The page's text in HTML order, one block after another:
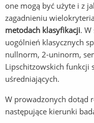
one mogą być użyte i z
zagadnieniu
metodach klasyfikacji. W
uogólnień klasycznych
nullnorm, 2-uninorm,
Lipschitzowskich funkcji
uśredniających.
W prowadzonych dotąd
następujące kierunki